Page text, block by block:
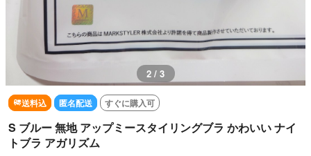
2 / 3
送料込 匿名配送 すぐに購入可
S ブルー 無地 アップミースタイリングブラ かわいい ナイ
トブラ アガリズム